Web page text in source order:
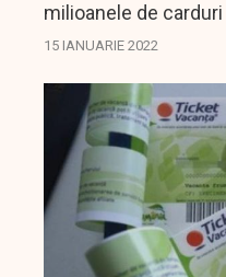
milioanele de
anului trecut și
unul foarte...
15 IANUARIE 2022